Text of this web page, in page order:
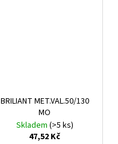
BRILIANT MET.VAL.50/130
MO
Skladem (>5 ks)
47,52 Kč